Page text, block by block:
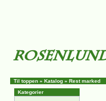
Til toppen » Katalog » Rest marked
Kategorier